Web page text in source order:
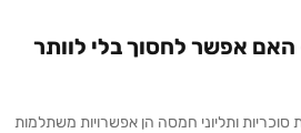
האם אפשר לחסוך בלי לוותר
ותליוני חמסה הן אפשרויות משתלמות